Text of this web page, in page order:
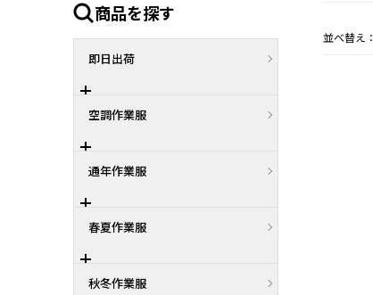
商品を探す
即日出荷
空調作業服
通年作業服
春夏作業服
秋冬作業服
並べ替え：